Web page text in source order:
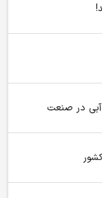
آبی در صنعت